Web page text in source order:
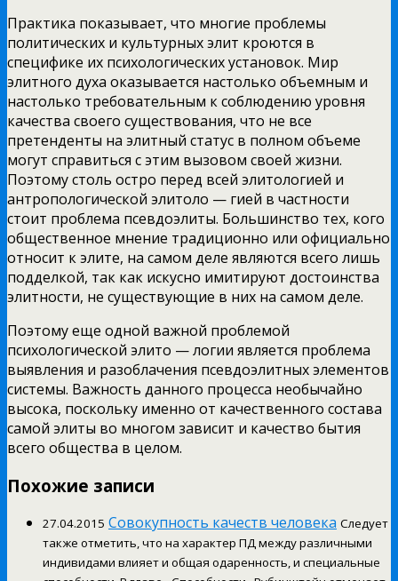
Практика показывает, что многие проблемы
политических и культурных элит кроются в
специфике их психологических установок. Мир
элитного духа оказывается настолько объемным и
настолько требовательным к соблюдению уровня
качества своего существования, что не все
претенденты на элитный статус в полном объеме
могут справиться с этим вызовом своей жизни.
Поэтому столь остро перед всей элитологией и
антропологической элитоло — гией в частности
стоит проблема псевдоэлиты. Большинство тех, кого
общественное мнение традиционно или официально
относит к элите, на самом деле являются всего лишь
подделкой, так как искусно имитируют достоинства
элитности, не существующие в них на самом деле.
Поэтому еще одной важной проблемой
психологической элито — логии является проблема
выявления и разоблачения псевдоэлитных элементов
системы. Важность данного процесса необычайно
высока, поскольку именно от качественного состава
самой элиты во многом зависит и качество бытия
всего общества в целом.
Похожие записи
27.04.2015 Совокупность качеств человека Следует
также отметить, что на характер ПД между различными
индивидами влияет и общая одаренность, и специальные